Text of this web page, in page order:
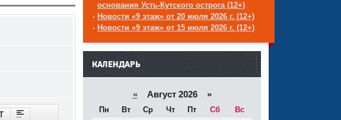
основания Усть-Кутского острога (12+)
Новости «9 этаж» от 20 июля 2026 г. (12+)
Новости «9 этаж» от 15 июля 2026 г. (12+)
------
КАЛЕНДАРЬ
«Август 2026 »
Пн Вт Ср Чт Пт Сб
Вс